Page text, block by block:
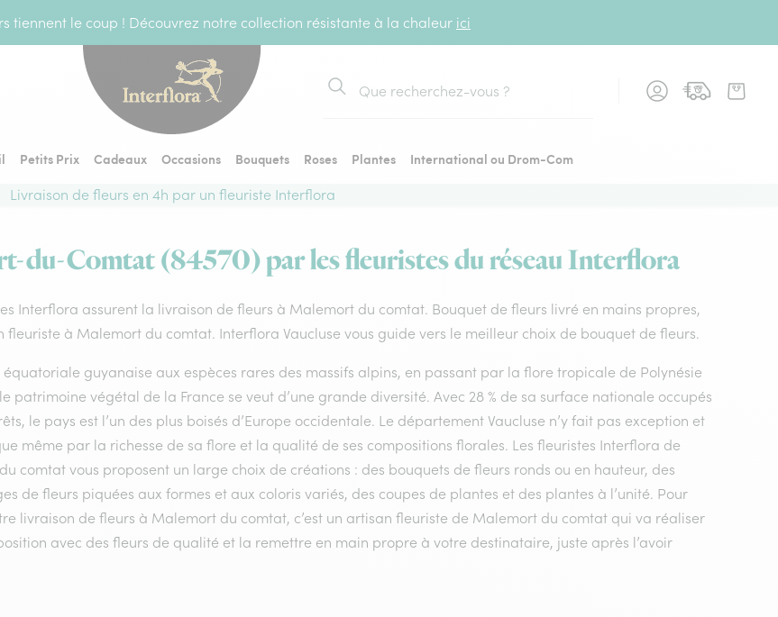
tiennent le coup ! Découvrez notre collection résistante à la chaleur ici
Rechercher
Petits Prix Cadeaux Occasions Bouquets Roses Plantes
International ou Drom-Com
Livraison de fleurs en 4h par un fleuriste Interflora
du-Comtat (84570) par les fleuristes du réseau Interflora
Interflora assurent la livraison de fleurs à Malemort du comtat. Bouquet de fleurs livré en mains propres,
fleuriste à Malemort du comtat. Interflora Vaucluse vous guide vers le meilleur choix de bouquet de fleurs.
guyanaise aux espèces rares des massifs alpins, en passant par la flore tropicale de Polynésie
patrimoine végétal de la France se veut d’une grande diversité. Avec 28 % de sa surface nationale occupés
le pays est l’un des plus boisés d’Europe occidentale. Le département Vaucluse n’y fait pas exception et
même par la richesse de sa flore et la qualité de ses compositions florales. Les fleuristes Interflora de
comtat vous proposent un large choix de créations : des bouquets de fleurs ronds ou en hauteur, des
de fleurs piquées aux formes et aux coloris variés, des coupes de plantes et des plantes à l’unité. Pour
livraison de fleurs à Malemort du comtat, c’est un artisan fleuriste de Malemort du comtat qui va réaliser
avec des fleurs de qualité et la remettre en main propre à votre destinataire, juste après l’avoir